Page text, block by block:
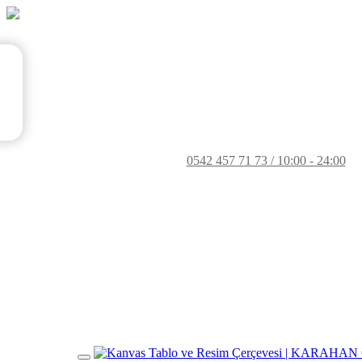
0542 457 71 73 / 10:00 - 24:00